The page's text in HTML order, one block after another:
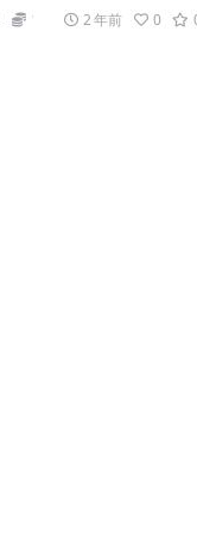
19.9 2 年前 0